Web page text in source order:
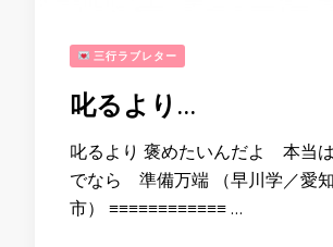
三行ラブレター
叱るより…
叱るより 褒めたいんだよ 本当
でなら 準備万端 （早川学／愛
市） ≡≡≡≡≡≡≡≡≡≡≡≡ …